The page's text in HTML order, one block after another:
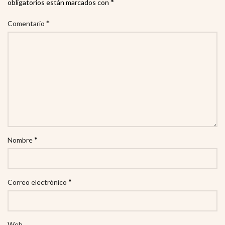
obligatorios están marcados con
Comentario *
Nombre*
Correo electrónico *